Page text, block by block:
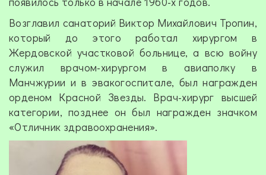
Возглавил санаторий Виктор Михайлович Тропин,
который до этого работал хирургом в
Жердовской участковой больнице, а всю войну
служил врачом-хирургом в авиаполку в
Манчжурии и в эвакогоспитале, был награжден
орденом Красной Звезды. Врач-хирург высшей
категории, позднее он был награжден значком
«Отличник здравоохранения».